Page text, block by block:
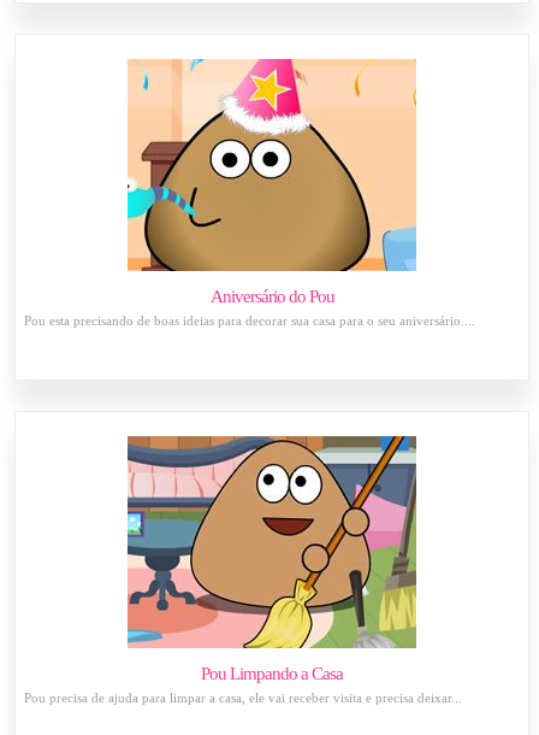
Aniversário do Pou
Pou esta precisando de boas ideias para decorar sua casa para o seu aniversário....
Pou Limpando a Casa
Pou precisa de ajuda para limpar a casa, ele vai receber visita e precisa deixar...